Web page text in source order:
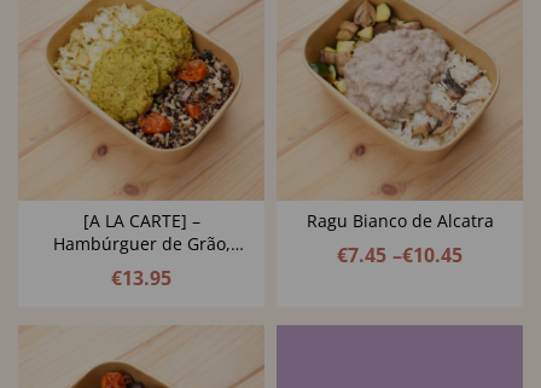
[A LA CARTE] –
Hambúrguer de Grão,
Brócolos e Azeite de Ervas
€13.95
Ragu Bianco de Alcatra
€7.45 –€10.45